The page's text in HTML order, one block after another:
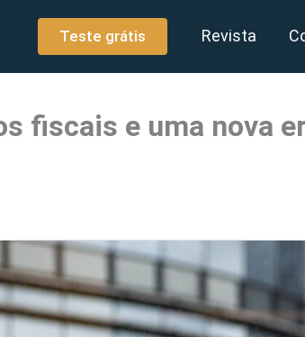
Teste grátis Revista
fiscais e uma nova